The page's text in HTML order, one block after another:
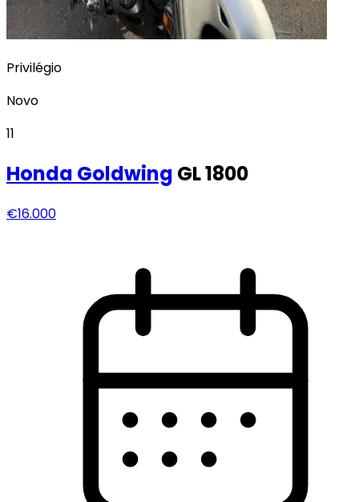
Privilégio
Novo
11
Honda Goldwing GL 1800
€16.000